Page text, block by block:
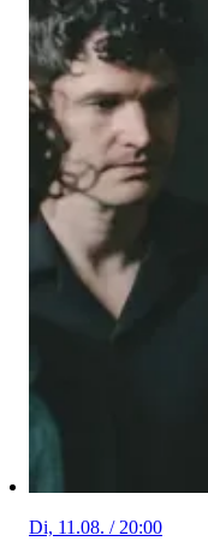
Di, 11.08. / 20:00